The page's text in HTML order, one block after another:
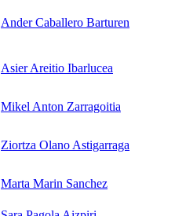
Ander Caballero Barturen
Asier Areitio Ibarlucea
Mikel Anton Zarragoitia
Ziortza Olano Astigarraga
Marta Marin Sanchez